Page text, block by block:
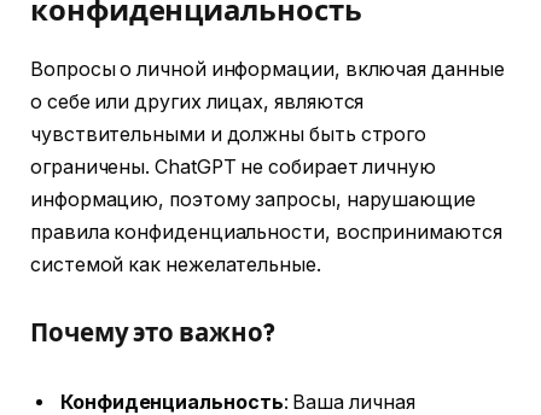
конфиденциальность
Вопросы о личной информации, включая данные
о себе или других лицах, являются
чувствительными и должны быть строго
ограничены. ChatGPT не собирает личную
информацию, поэтому запросы, нарушающие
правила конфиденциальности, воспринимаются
системой как нежелательные.
Почему это важно?
Конфиденциальность: Ваша личная